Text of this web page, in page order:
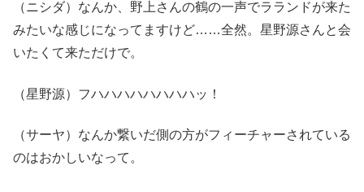
（ニシダ）なんか、野上さんの鶴の一声でラランドが来た
みたいな感じになってますけど……全然。星野源さんと会
いたくて来ただけで。
（星野源）フハハハハハハハハッ！
（サーヤ）なんか繋いだ側の方がフィーチャーされている
のはおかしいなって。